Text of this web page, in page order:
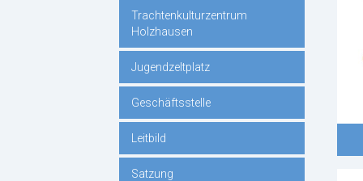
Trachtenkulturzentrum
Holzhausen
Jugendzeltplatz
Geschäftsstelle
Leitbild
Satzung